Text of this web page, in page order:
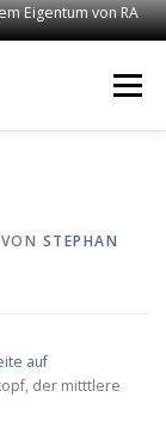
Eigentum von RA
Menü
VON STEPHAN
auf
der mitttlere